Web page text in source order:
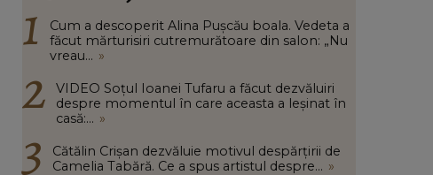
Cum a descoperit Alina Pușcău boala. Vedeta a
făcut mărturisiri cutremurătoare din salon: „Nu
vreau... »
VIDEO Soțul Ioanei Tufaru a făcut dezvăluiri
despre momentul în care aceasta a leșinat în
casă:... »
Cătălin Crișan dezvăluie motivul despărțirii de
Camelia Tabără. Ce a spus artistul despre... »